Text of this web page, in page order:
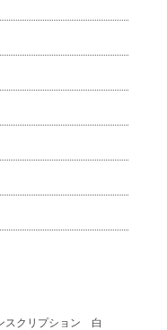
ンスクリプション 白